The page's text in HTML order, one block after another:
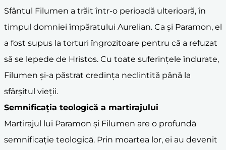
Sfântul Filumen a trăit într-o perioadă ulterioară, în
timpul domniei împăratului Aurelian. Ca și Paramon, el
a fost supus la torturi îngrozitoare pentru că a refuzat
să se lepede de Hristos. Cu toate suferințele îndurate,
Filumen și-a păstrat credința neclintită până la
sfârșitul vieții.
Semnificația teologică a martirajului
Martirajul lui Paramon și Filumen are o profundă
semnificație teologică. Prin moartea lor, ei au devenit